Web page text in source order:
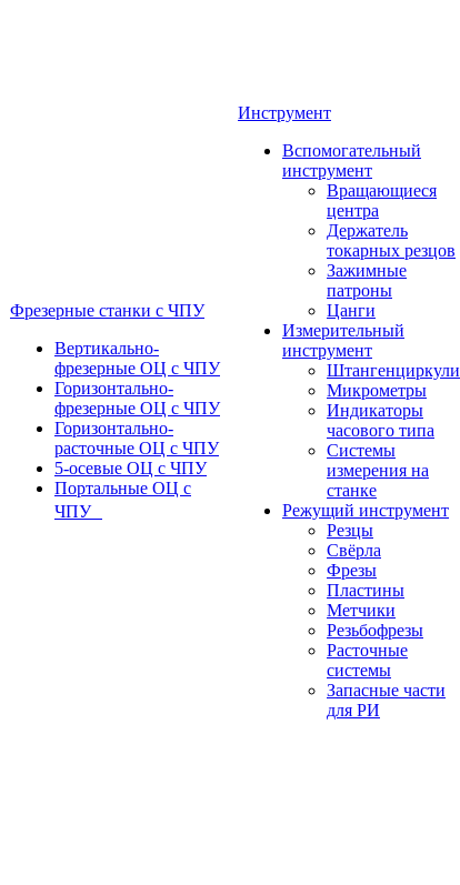
Фрезерные станки с ЧПУ
Вертикально-
фрезерные ОЦ с ЧПУ
Горизонтально-
фрезерные ОЦ с ЧПУ
Горизонтально-
расточные ОЦ с ЧПУ
5-осевые ОЦ с ЧПУ
Портальные ОЦ с
ЧПУ
Инструмент
Вспомогательный
инструмент
Вращающиеся
центра
Держатель
токарных резцов
Зажимные
патроны
Цанги
Измерительный
инструмент
Штангенциркули
Микрометры
Индикаторы
часового типа
Системы
измерения на
станке
Режущий инструмент
Резцы
Свёрла
Фрезы
Пластины
Метчики
Резьбофрезы
Расточные
системы
Запасные части
для РИ